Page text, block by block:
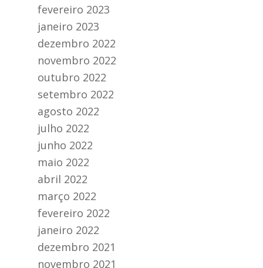
fevereiro 2023
janeiro 2023
dezembro 2022
novembro 2022
outubro 2022
setembro 2022
agosto 2022
julho 2022
junho 2022
maio 2022
abril 2022
março 2022
fevereiro 2022
janeiro 2022
dezembro 2021
novembro 2021